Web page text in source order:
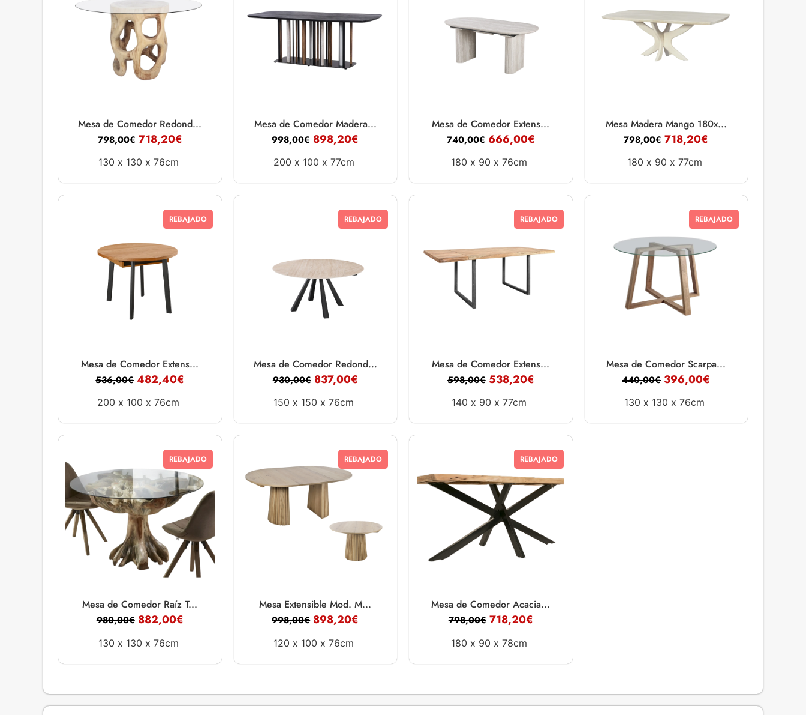
Mesa de Comedor Redond...
798,00€ 718,20€
130 x 130 x 76cm
Mesa de Comedor Madera...
998,00€ 898,20€
200 x 100 x 77cm
Mesa de Comedor Extens...
740,00€ 666,00€
180 x 90 x 76cm
Mesa Madera Mango 180x...
798,00€ 718,20€
180 x 90 x 77cm
REBAJADO
Mesa de Comedor Extens...
536,00€ 482,40€
200 x 100 x 76cm
REBAJADO
Mesa de Comedor Redond...
930,00€ 837,00€
150 x 150 x 76cm
REBAJADO
Mesa de Comedor Extens...
598,00€ 538,20€
140 x 90 x 77cm
REBAJADO
Mesa de Comedor Scarpa...
440,00€ 396,00€
130 x 130 x 76cm
REBAJADO
Mesa de Comedor Raíz T...
980,00€ 882,00€
130 x 130 x 76cm
REBAJADO
Mesa Extensible Mod. M...
998,00€ 898,20€
120 x 100 x 76cm
REBAJADO
Mesa de Comedor Acacia...
798,00€ 718,20€
180 x 90 x 78cm